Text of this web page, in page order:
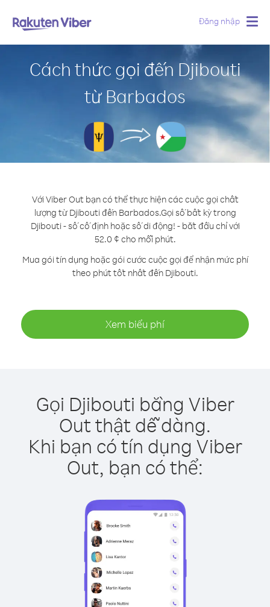
Đăng nhập
Cách thức gọi đến Djibouti
từ Barbados
Với Viber Out bạn có thể thực hiện các cuộc gọi chất
lượng từ Djibouti đến Barbados.Gọi số bất kỳ trong
Djibouti - số cố định hoặc số di động! - bắt đầu chỉ với
52.0 ¢ cho mỗi phút.
Mua gói tín dụng hoặc gói cước cuộc gọi để nhận mức phí
theo phút tốt nhất đến Djibouti.
Xem biểu phí
Gọi Djibouti bằng Viber
Out thật dễ dàng.
Khi bạn có tín dụng Viber
Out, bạn có thể: